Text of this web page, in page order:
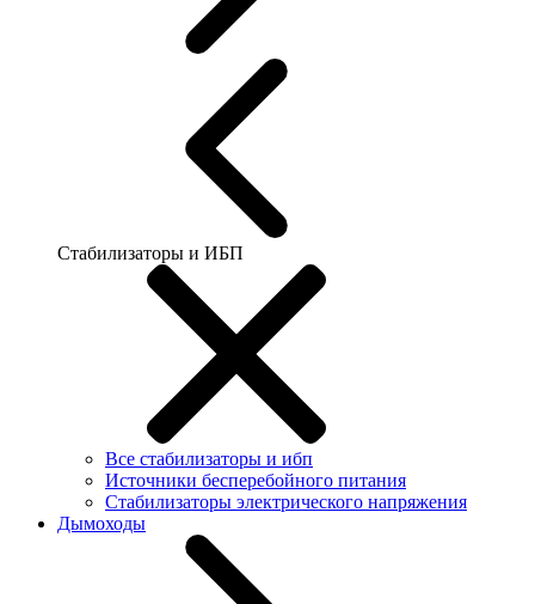
Стабилизаторы и ИБП
Все стабилизаторы и ибп
Источники бесперебойного питания
Стабилизаторы электрического напряжения
Дымоходы